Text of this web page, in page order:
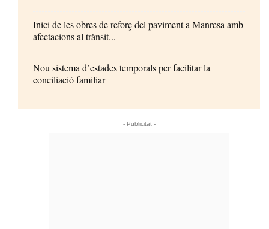
Inici de les obres de reforç del paviment a Manresa amb
afectacions al trànsit...
Nou sistema d’estades temporals per facilitar la
conciliació familiar
- Publicitat -